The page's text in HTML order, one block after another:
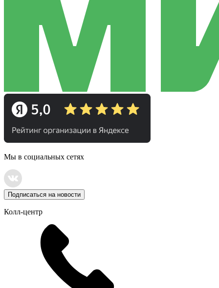
Мы в социальных сетях
Подписаться на новости
Колл-центр